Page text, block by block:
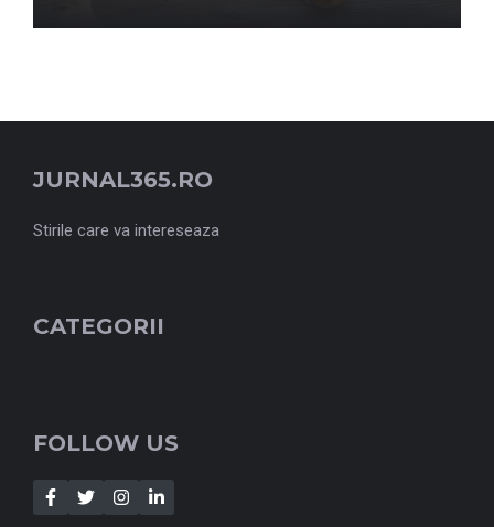
JURNAL365.RO
Stirile care va intereseaza
CATEGORII
FOLLOW US